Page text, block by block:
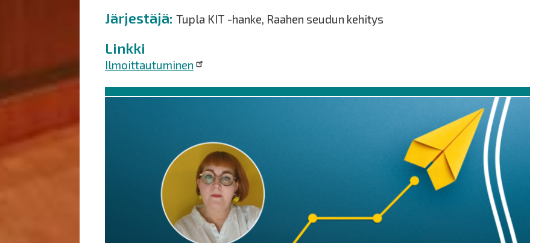
Järjestäjä Tupla KIT -hanke, Raahen seudun kehitys
Linkki
Ilmoittautuminen